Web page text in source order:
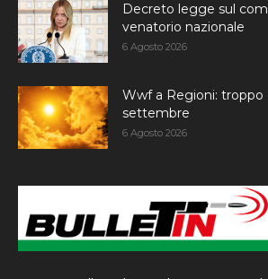
Decreto legge sul
venatorio nazionale
6 Agosto 2026
Wwf a Regioni: troppo
settembre
6 Agosto 2026